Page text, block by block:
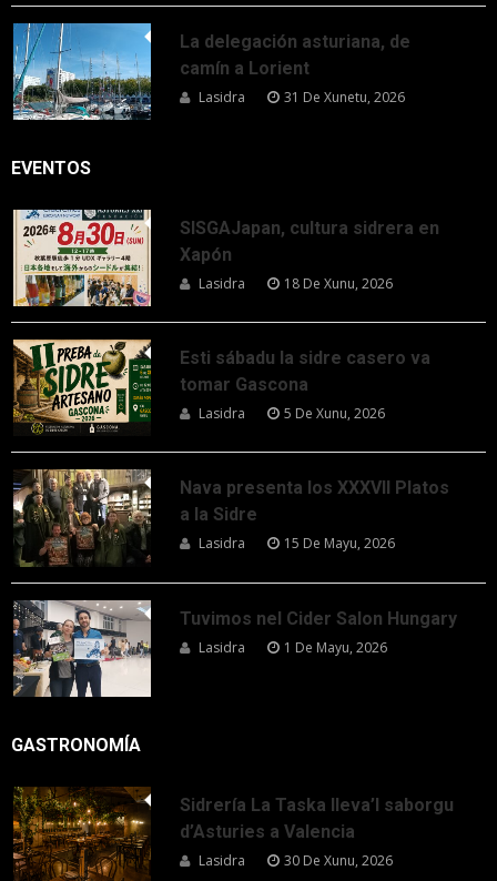
La delegación asturiana, de
camín a Lorient
Lasidra 31 De Xunetu, 2026
EVENTOS
SISGAJapan, cultura sidrera en
Xapón
Lasidra 18 De Xunu, 2026
Esti sábadu la sidre casero va
tomar Gascona
Lasidra 5 De Xunu, 2026
Nava presenta los XXXVII Platos
a la Sidre
Lasidra 15 De Mayu, 2026
Tuvimos nel Cider Salon Hungary
Lasidra 1 De Mayu, 2026
GASTRONOMÍA
Sidrería La Taska lleva’l saborgu
d’Asturies a Valencia
Lasidra 30 De Xunu, 2026